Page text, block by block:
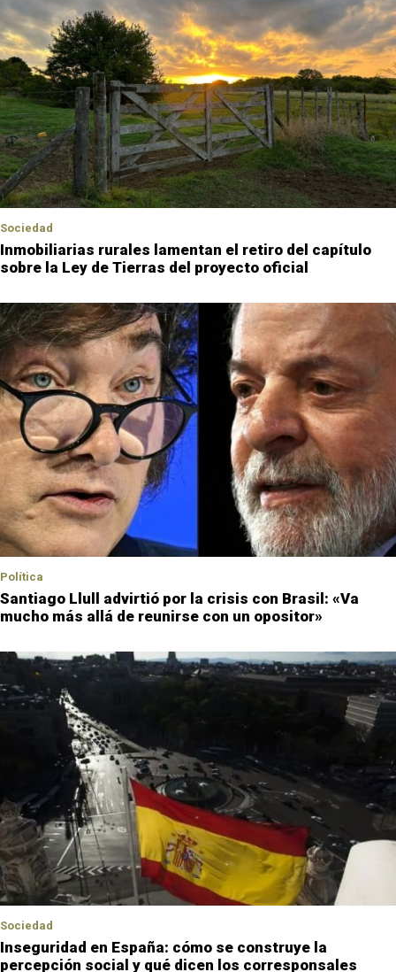
Sociedad
Inmobiliarias rurales lamentan el retiro del capítulo
sobre la Ley de Tierras del proyecto oficial
Política
Santiago Llull advirtió por la crisis con Brasil: «Va
mucho más allá de reunirse con un opositor»
Sociedad
Inseguridad en España: cómo se construye la
percepción social y qué dicen los corresponsales